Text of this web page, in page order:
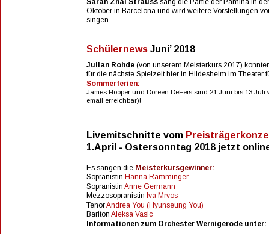
Livemitschnitte vom
1.April - Ostersonntag 2018 jetzt
Es sangen die Meisterkursgewinner:
Sopranistin Hanna Ramminger
Sopranistin Anne Germann
Mezzosopranistin Iva Mrvos
Tenor Andrea You (Hyunseung You)
Bariton Aleksa Vasic
Informationen zum Orchester Wernigerode unter:
Schülernews Juni’ 2018
Julian Rohde (von unserem Meisterkurs 2017)
für die nächste Spielzeit hier in Hildesheim im Theater
Sommerferien:
James Hooper und Doreen DeFeis sind 21.Juni bis 13
email erreichbar)!
Oktober in Barcelona und wird weitere Vorstellungen
singen.